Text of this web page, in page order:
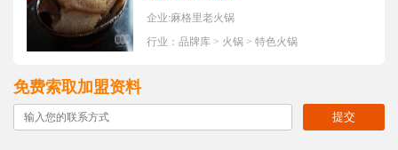
企业:麻格里老火锅
行业： 品牌库 > 火锅 > 特色火锅
免费索取加盟资料
提交